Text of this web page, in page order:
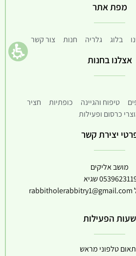
מפת אתר
בלוג גלריה חנות צור קשר
אצלנו בחנות
טיפוח והגיינה כופתיות
חציר
כרסום ופעילות
יצירת קשר
מושב אליקים
שגיא
rabbitholerabbitry1@gmail.com
שעות הפעילות
טלפוני מראש